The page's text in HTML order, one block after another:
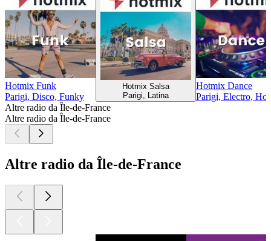
Hotmix Funk
Parigi, Disco, Funky
Hotmix Salsa
Parigi, Latina
Hotmix Dance
Parigi, Electro,
Altre radio da Île-de-France
Altre radio da Île-de-France
Altre radio da Île-de-France